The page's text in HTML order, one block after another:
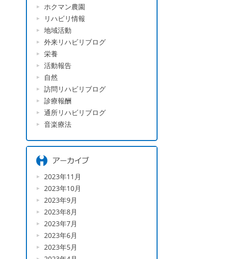
ホクマン農園
リハビリ情報
地域活動
外来リハビリブログ
栄養
活動報告
自然
訪問リハビリブログ
診療報酬
通所リハビリブログ
音楽療法
2023年11月
2023年10月
2023年9月
2023年8月
2023年7月
2023年6月
2023年5月